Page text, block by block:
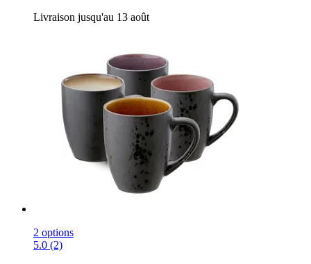
Livraison jusqu'au 13 août
2 options
5.0 (2)